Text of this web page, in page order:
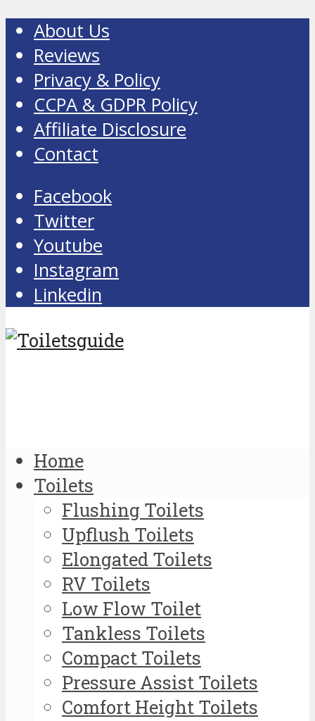
About Us
Reviews
Privacy & Policy
CCPA & GDPR Policy
Affiliate Disclosure
Contact
Facebook
Twitter
Youtube
Instagram
Linkedin
Home
Toilets
Flushing Toilets
Upflush Toilets
Elongated Toilets
RV Toilets
Low Flow Toilet
Tankless Toilets
Compact Toilets
Pressure Assist Toilets
Comfort Height Toilets